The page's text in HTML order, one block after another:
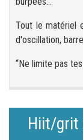
Tout le matériel
d'oscillation,
“Ne limite pas
Hiit/grit